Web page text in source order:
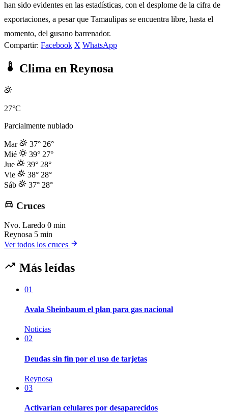
han sido evidentes en las estadísticas, con el desplome de la cifra de
exportaciones, a pesar que Tamaulipas se encuentra libre, hasta el
momento, del gusano barrenador.
Compartir: Facebook X WhatsApp
Clima en Reynosa
27°C
Parcialmente nublado
Mar 37° 26°
Mié
39° 27°
Jue
39° 28°
Vie
38° 28°
Sáb
37° 28°
Cruces
Nvo. Laredo 0 min
Reynosa 5 min
Ver todos los cruces
Más leídas
01
Avala Sheinbaum el plan para gas nacional
Noticias
02
Deudas sin fin por el uso de tarjetas
Reynosa
03
Activarían celulares por desaparecidos